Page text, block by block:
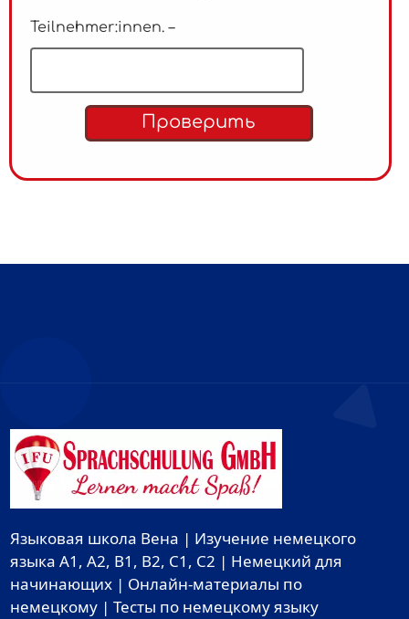
Teilnehmer:innen. –
Проверить
Языковая школа Вена | Изучение немецкого
языка A1, A2, B1, B2, C1, C2 | Немецкий для
начинающих | Онлайн-материалы по
немецкому | Тесты по немецкому языку